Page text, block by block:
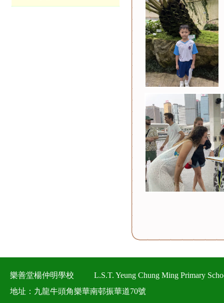
樂善堂楊仲明學校
L.S.T. Yeung Chung Ming Primary
地址：九龍牛頭角樂華南邨振華道70號